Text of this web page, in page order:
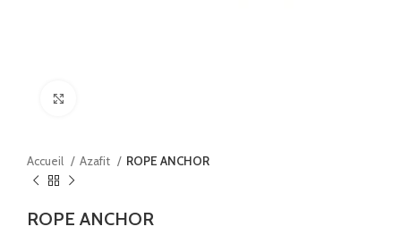
Accueil Azafit ROPE ANCHOR
ROPE ANCHOR